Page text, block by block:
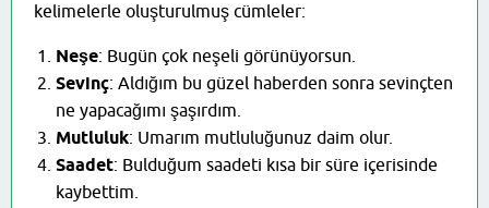
kelimelerle oluşturulmuş cümleler:
Neşe: Bugün çok neşeli görünüyorsun.
Sevinç: Aldığım bu güzel haberden sonra sevinçten
ne yapacağımı şaşırdım.
Mutluluk: Umarım mutluluğunuz daim olur.
Saadet: Bulduğum saadeti kısa bir süre içerisinde
kaybettim.